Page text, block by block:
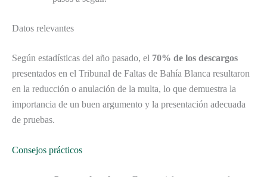
Datos relevantes
Según estadísticas del año pasado, el 70% de los descargos
presentados en el Tribunal de Faltas de Bahía Blanca resultaron
en la reducción o anulación de la multa, lo que demuestra la
importancia de un buen argumento y la presentación adecuada
de pruebas.
Consejos prácticos